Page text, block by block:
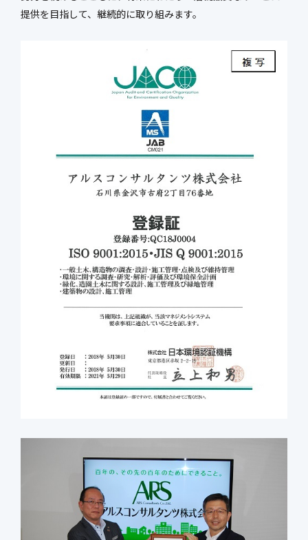
提供を目指して、継続的に取り組みます。